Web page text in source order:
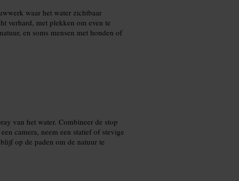
waar het water zichtbaar
verhard, met plekken om even te
en soms mensen met honden of
van het water. Combineer de stop
camera, neem een statief of stevige
op de paden om de natuur te